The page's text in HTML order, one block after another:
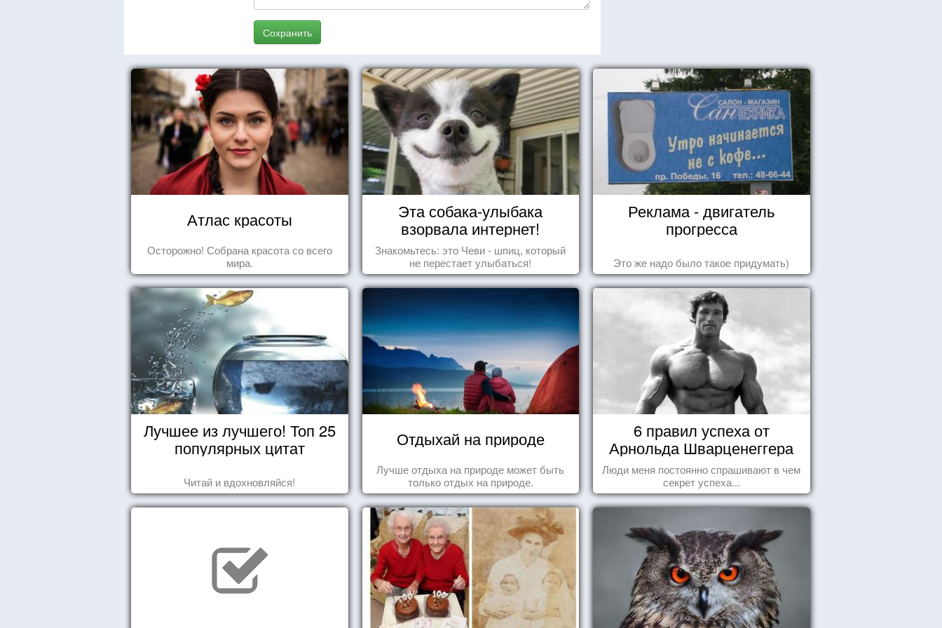
Сохранить
Атлас красоты
Осторожно! Собрана красота со всего
мира.
Эта собака-улыбака
взорвала интернет!
Знакомьтесь: это Чеви - шпиц, который
не перестает улыбаться!
Реклама - двигатель
прогресса
Это же надо было такое придумать)
Лучшее из лучшего! Топ 25
популярных цитат
Читай и вдохновляйся!
Отдыхай на природе
Лучше отдыха на природе может быть
только отдых на природе.
6 правил успеха от
Арнольда Шварценеггера
Люди меня постоянно спрашивают в чем
секрет успеха...